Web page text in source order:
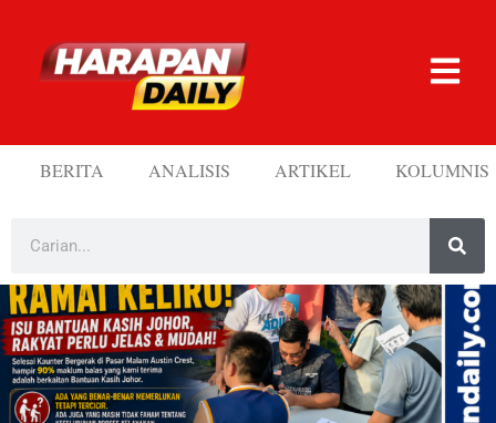
BERITA ANALISIS ARTIKEL KOLUMNIS